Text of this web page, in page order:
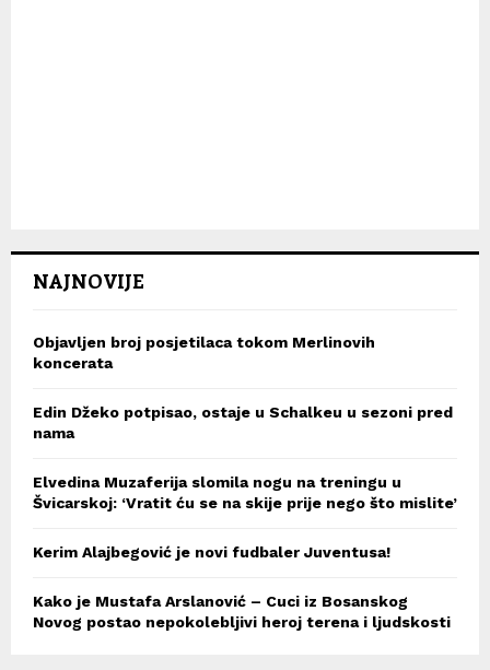
NAJNOVIJE
Objavljen broj posjetilaca tokom Merlinovih
koncerata
Edin Džeko potpisao, ostaje u Schalkeu u sezoni pred
nama
Elvedina Muzaferija slomila nogu na treningu u
Švicarskoj: ‘Vratit ću se na skije prije nego što mislite’
Kerim Alajbegović je novi fudbaler Juventusa!
Kako je Mustafa Arslanović – Cuci iz Bosanskog
Novog postao nepokolebljivi heroj terena i ljudskosti